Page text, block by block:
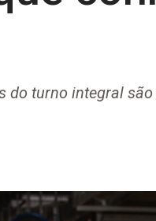
do turno integral